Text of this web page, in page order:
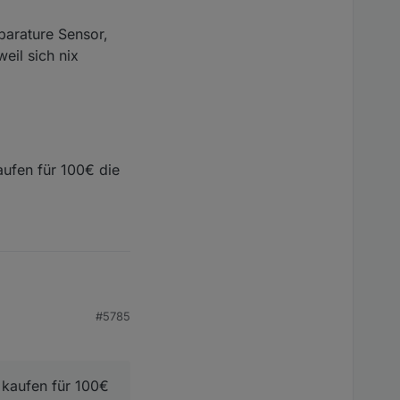
Sensor,
sich nix
für 100€ die
für 100€ die
#5785
für 100€